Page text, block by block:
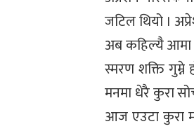
जटिल थियो ।
अब कहिल्यै आमा
स्मरण शक्ति
मनमा धेरै कुरा
आज एउटा कुरा